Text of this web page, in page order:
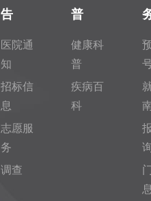
告
医院通
知
招标信
息
志愿服
务
调查
普
健康科
普
疾病百
科